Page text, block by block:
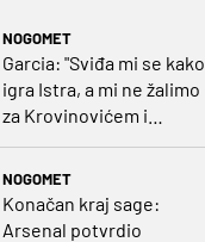
NOGOMET
Garcia: "Sviđa mi se kako
igra Istra, a mi ne žalimo
za Krovinovićem i
Guillamonom. Selahi?
NOGOMET
Konačan kraj sage:
Arsenal potvrdio